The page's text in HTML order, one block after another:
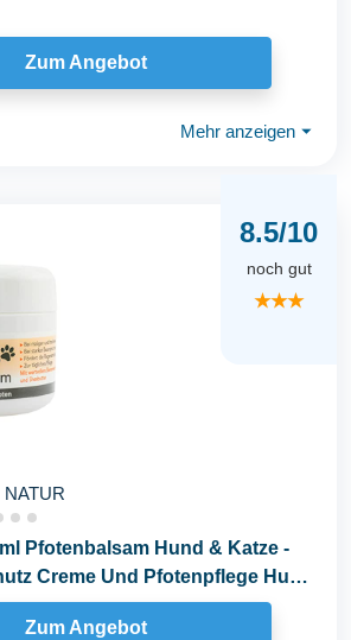
Zum Angebot
Mehr anzeigen ⏷
8.5/10
noch gut
★★★
Pfotenbalsam Hund & Katze -
Creme Und Pfotenpflege Hund
Zum Angebot